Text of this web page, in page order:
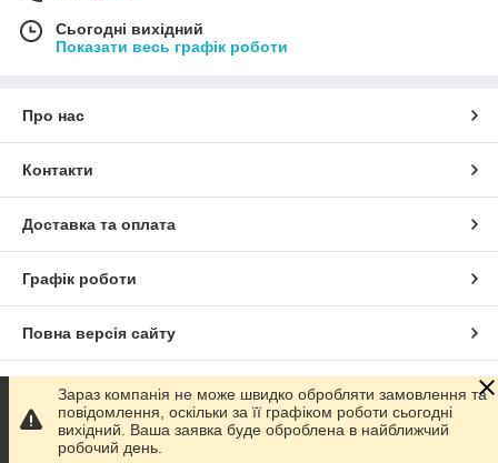
Сьогодні вихідний
Показати весь графік роботи
Про нас
Контакти
Доставка та оплата
Графік роботи
Повна версія сайту
Сайт створено на маркетплейсі Prom.ua
Політика конфіденційності
Зараз компанія не може швидко обробляти замовлення та
повідомлення, оскільки за її графіком роботи сьогодні
вихідний. Ваша заявка буде оброблена в найближчий
робочий день.